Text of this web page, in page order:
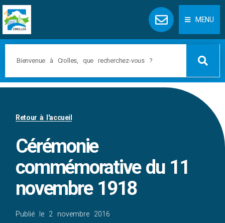
MENU
Retour à l'accueil
Cérémonie
commémorative du 11
novembre 1918
Publié le 2 novembre 2016
Panneau de gestion des cookies